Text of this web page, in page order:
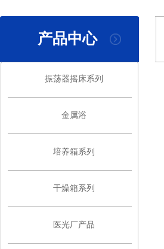
产品中心
振荡器摇床系列
金属浴
培养箱系列
干燥箱系列
医光厂产品